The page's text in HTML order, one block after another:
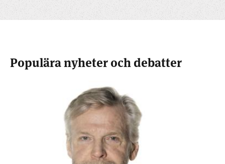
Populära nyheter och debatter